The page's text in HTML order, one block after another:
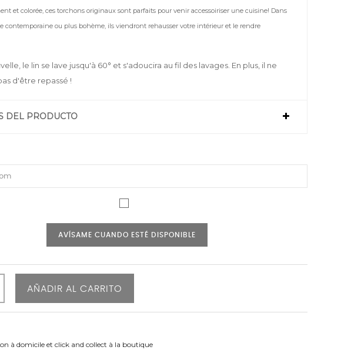
et colorée, ces torchons originaux sont parfaits pour venir accessoiriser une cuisine! Dans
contemporaine ou plus bohème, ils viendront rehausser votre intérieur et le rendre
le lin se lave jusqu'à 60° et s'adoucira au fil des lavages. En plus, il ne
d'être repassé !
DEL PRODUCTO
AVÍSAME CUANDO ESTÉ DISPONIBLE
AÑADIR AL CARRITO
à domicile et click and collect à la boutique